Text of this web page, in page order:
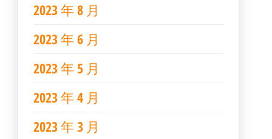
2023 年 8 月
2023 年 6 月
2023 年 5 月
2023 年 4 月
2023 年 3 月